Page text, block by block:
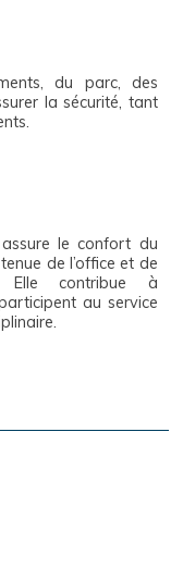
du parc, des
la sécurité, tant
le confort du
de l’office et de
Elle contribue à
au service